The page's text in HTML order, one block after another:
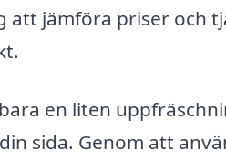
jämföra priser och
en liten
sida. Genom att